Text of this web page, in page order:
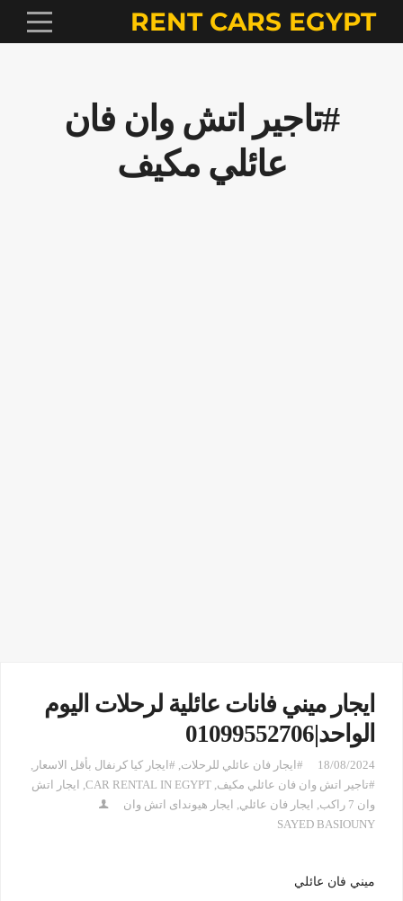
RENT CARS EGYPT
#تاجير اتش وان فان
عائلي مكيف
ايجار ميني فانات عائلية لرحلات اليوم
الواحد|01099552706
18/08/2024 #ايجار فان عائلي للرحلات, #ايجار كيا كرنفال بأقل الاسعار ,
#تاجير اتش وان فان عائلي مكيف,
CAR RENTAL IN EGYPT
, ايجار اتش
وان 7 راكب
, ايجار فان عائلي, ايجار هيونداى اتش وان
SAYED BASIOUNY
ميني فان عائلي